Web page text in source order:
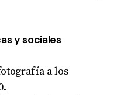
y sociales
a los